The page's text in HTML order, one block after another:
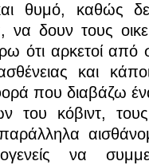
θυμό, καθώς
να δουν τους
ότι αρκετοί
και
που διαβάζω
του κόβιντ,
να